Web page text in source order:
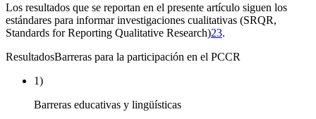
Los resultados que se reportan en el presente artículo siguen los
estándares para informar investigaciones cualitativas (SRQR,
Standards for Reporting Qualitative Research)23.
ResultadosBarreras para la participación en el PCCR
1)
Barreras educativas y lingüísticas